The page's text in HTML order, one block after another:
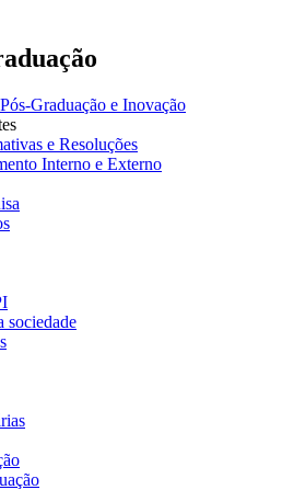
Graduação e Inovação
e Resoluções
Interno e Externo
sociedade